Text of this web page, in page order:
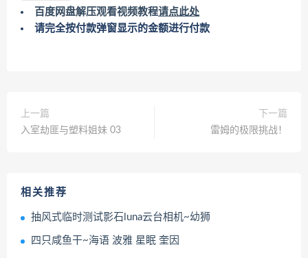
百度网盘解压观看视频教程请点此处
请完全按付款弹窗显示的金额进行付款
上一篇
入室劫匪与塑料姐妹 03
下一篇
雷姆的极限挑战！
相关推荐
抽风式临时测试影石luna云台相机~幼狮
四只咸鱼干~海语 波雅 星眠 奎因